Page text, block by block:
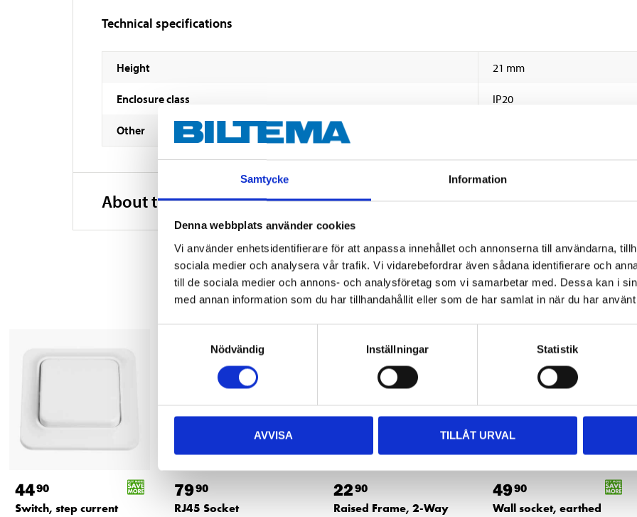
Samtycke Information
Denna webbplats använder cookies
Vi använder enhetsidentifierare för att anpassa innehållet och annonserna till användarna,
sociala medier och analysera vår trafik. Vi vidarebefordrar även sådana identifierare och
till de sociala medier och annons- och analysföretag som vi samarbetar med. Dessa kan i
med annan information som du har tillhandahållit eller som de har samlat in när du har
Nödvändig
Inställningar Statistik
AVVISA TILLÅT URVAL
Technical specifications
Height 21 mm
Enclosure class IP20
Other
About the manufacturer
Other customers also bought
4490
Switch, step current
7990
RJ45 Socket
2290
Raised Frame, 2-Way
4990
Wall socket, earthed